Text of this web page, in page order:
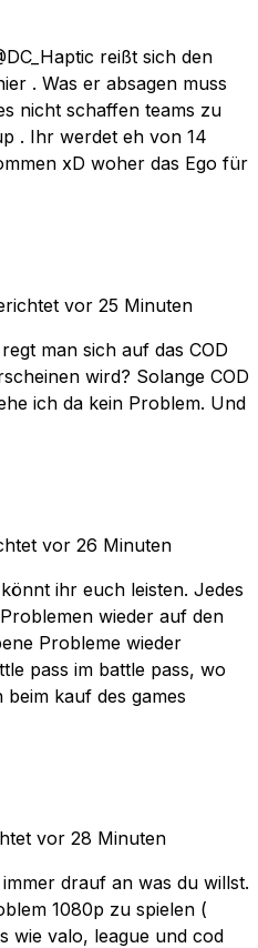
reißt sich den
. Was er absagen muss
nicht schaffen teams zu
. Ihr werdet eh von 14
xD woher das Ego für
vor 25 Minuten
man sich auf das COD
wird? Solange COD
ich da kein Problem. Und
vor 26 Minuten
ihr euch leisten. Jedes
wieder auf den
Probleme wieder
pass im battle pass, wo
kauf des games
vor 28 Minuten
drauf an was du willst.
1080p zu spielen (
wie valo, league und cod